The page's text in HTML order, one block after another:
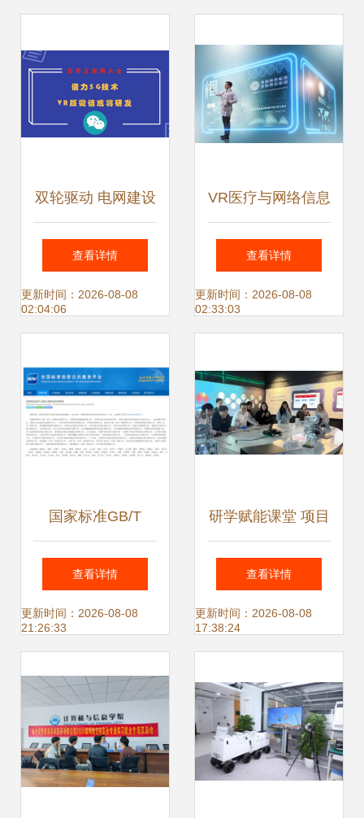
双轮驱动 电网建设
与信息技术融合铸
就产业新格局
查看详情
更新时间：2026-08-08
02:04:06
VR医疗与网络信息
技术研发双轮驱动
以40%增速重塑未
查看详情
更新时间：2026-08-08
02:33:03
国家标准GB/T
42564-2023《信息
安全技术 边缘计算
式发布 筑牢边缘计
算安全防线
查看详情
更新时间：2026-08-08
21:26:33
研学赋能课堂 项目
衔接产业——大连
枫叶职业技术学院
工业互联网创新中
心研学实践
查看详情
更新时间：2026-08-08
17:38:24